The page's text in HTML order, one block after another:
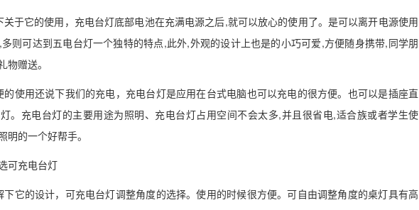
关于它的使用，充电台灯底部电池在充满电源之后,就可以放心的使用了。是可以离开电源使用
则可达到五电台灯一个独特的特点,此外,外观的设计上也是的小巧可爱,方便随身携带,同学朋
物赠送。
的使用还说下我们的充电，充电台灯是应用在台式电脑也可以充电的很方便。也可以是插座直
。充电台灯的主要用途为照明、充电台灯占用空间不会太多,并且很省电,适合族或者学生使
明的一个好帮手。
可充电台灯
下它的设计，可充电台灯调整角度的选择。使用的时候很方便。可自由调整角度的桌灯具有高